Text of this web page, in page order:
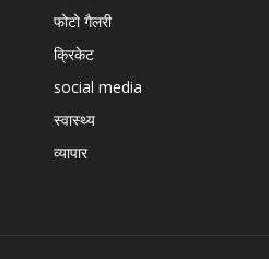
फोटो गैलरी
क्रिकेट
social media
स्वास्थ्य
व्यापार